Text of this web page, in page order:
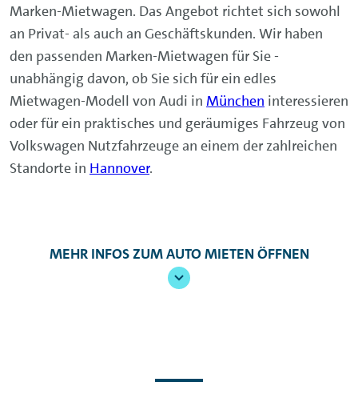
Marken-Mietwagen. Das Angebot richtet sich sowohl
an Privat- als auch an Geschäftskunden. Wir haben
den passenden Marken-Mietwagen für Sie -
unabhängig davon, ob Sie sich für ein edles
Mietwagen-Modell von Audi in München interessieren
oder für ein praktisches und geräumiges Fahrzeug von
Volkswagen Nutzfahrzeuge an einem der zahlreichen
Standorte in Hannover.
MEHR INFOS ZUM AUTO MIETEN ÖFFNEN